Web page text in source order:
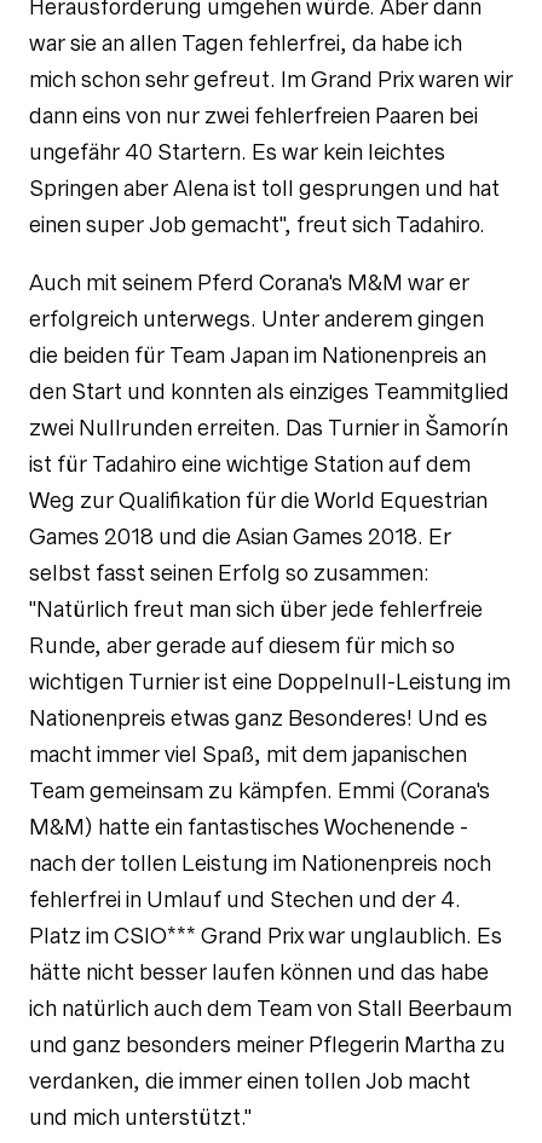
Herausforderung umgehen würde. Aber dann
war sie an allen Tagen fehlerfrei, da habe ich
mich schon sehr gefreut. Im Grand Prix waren wir
dann eins von nur zwei fehlerfreien Paaren bei
ungefähr 40 Startern. Es war kein leichtes
Springen aber Alena ist toll gesprungen und hat
einen super Job gemacht", freut sich Tadahiro.
Auch mit seinem Pferd Corana's M&M war er
erfolgreich unterwegs. Unter anderem gingen
die beiden für Team Japan im Nationenpreis an
den Start und konnten als einziges Teammitglied
zwei Nullrunden erreiten. Das Turnier in Šamorín
ist für Tadahiro eine wichtige Station auf dem
Weg zur Qualifikation für die World Equestrian
Games 2018 und die Asian Games 2018. Er
selbst fasst seinen Erfolg so zusammen:
"Natürlich freut man sich über jede fehlerfreie
Runde, aber gerade auf diesem für mich so
wichtigen Turnier ist eine Doppelnull-Leistung im
Nationenpreis etwas ganz Besonderes! Und es
macht immer viel Spaß, mit dem japanischen
Team gemeinsam zu kämpfen. Emmi (Corana's
M&M) hatte ein fantastisches Wochenende -
nach der tollen Leistung im Nationenpreis noch
fehlerfrei in Umlauf und Stechen und der 4.
Platz im CSIO*** Grand Prix war unglaublich. Es
hätte nicht besser laufen können und das habe
ich natürlich auch dem Team von Stall Beerbaum
und ganz besonders meiner Pflegerin Martha zu
verdanken, die immer einen tollen Job macht
und mich unterstützt."